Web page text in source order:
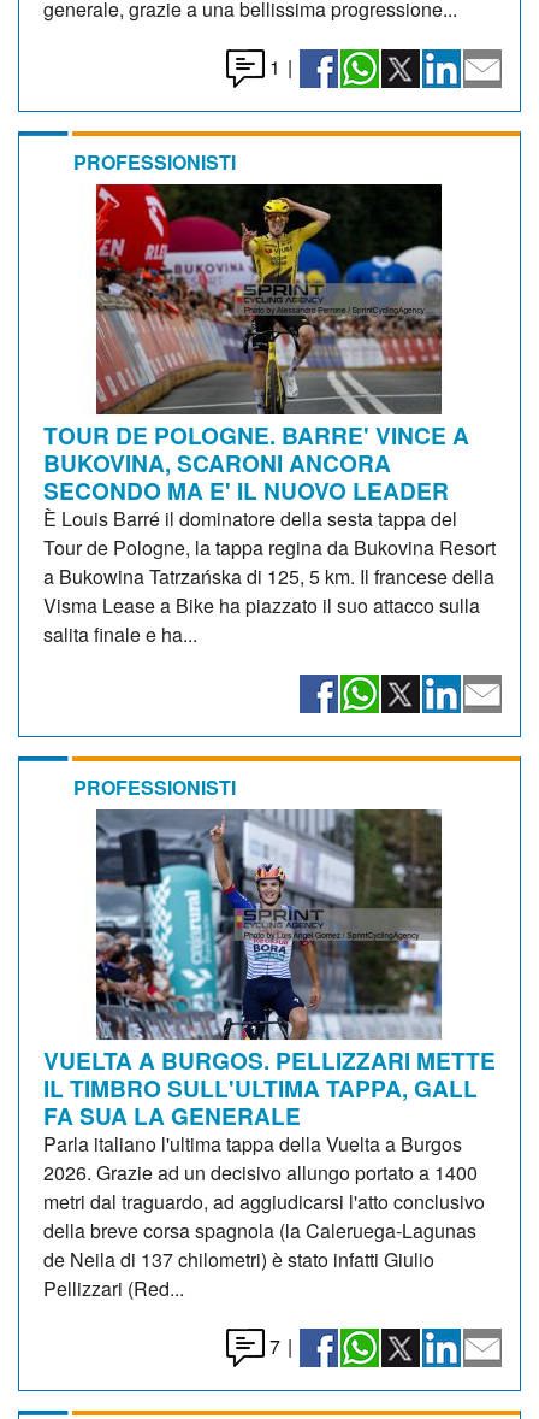
generale, grazie a una bellissima progressione...
1 |
PROFESSIONISTI
TOUR DE POLOGNE. BARRE' VINCE A
BUKOVINA, SCARONI ANCORA
SECONDO MA E' IL NUOVO LEADER
È Louis Barré il dominatore della sesta tappa del
Tour de Pologne, la tappa regina da Bukovina Resort
a Bukowina Tatrzańska di 125, 5 km. Il francese della
Visma Lease a Bike ha piazzato il suo attacco sulla
salita finale e ha...
PROFESSIONISTI
VUELTA A BURGOS. PELLIZZARI METTE
IL TIMBRO SULL'ULTIMA TAPPA, GALL
FA SUA LA GENERALE
Parla italiano l'ultima tappa della Vuelta a Burgos
2026. Grazie ad un decisivo allungo portato a 1400
metri dal traguardo, ad aggiudicarsi l'atto conclusivo
della breve corsa spagnola (la Caleruega-Lagunas
de Neila di 137 chilometri) è stato infatti Giulio
Pellizzari (Red...
7 |